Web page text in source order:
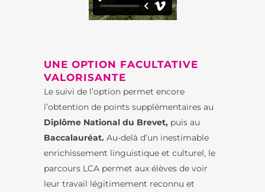
UNE OPTION FACULTATIVE
VALORISANTE
Le suivi de l’option permet encore
l’obtention de points supplémentaires au
Diplôme National du Brevet, puis au
Baccalauréat. Au-delà d’un inestimable
enrichissement linguistique et culturel, le
parcours LCA permet aux élèves de voir
leur travail légitimement reconnu et